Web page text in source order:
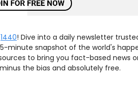
1440! Dive into a daily newsletter
minute snapshot of the world's
to bring you fact-based news
the bias and absolutely free.